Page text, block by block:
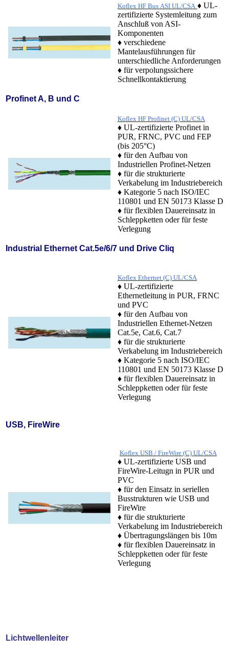
Koflex HF Bus ASI UL/CSA ♦ UL-
zertifizierte Systemleitung zum
Anschluß von ASI-
Komponenten
♦ verschiedene
Mantelausführungen für
unterschiedliche Anforderungen
♦ für verpolungssichere
Schnellkontaktierung
Profinet A, B und C
Koflex HF Profinet (C) UL/CSA
♦ UL-zertifizierte Profinet in
PUR, FRNC, PVC und FEP
(bis 205°C)
♦ für den Aufbau von
Industriellen Profinet-Netzen
♦ für die strukturierte
Verkabelung im Industriebereich
♦ Kategorie 5 nach ISO/IEC
110801 und EN 50173 Klasse D
♦ für flexiblen Dauereinsatz in
Schleppketten oder für feste
Verlegung
Industrial Ethernet Cat.5e/6/7 und Drive Cliq
Koflex Ethernet (C) UL/CSA
♦ UL-zertifizierte
Ethernetleitung in PUR, FRNC
und PVC
♦ für den Aufbau von
Industriellen Ethernet-Netzen
Cat.5e, Cat.6, Cat.7
♦ für die strukturierte
Verkabelung im Industriebereich
♦ Kategorie 5 nach ISO/IEC
110801 und EN 50173 Klasse D
♦ für flexiblen Dauereinsatz in
Schleppketten oder für feste
Verlegung
USB, FireWire
Koflex USB / FireWire (C) UL/CSA
♦ UL-zertifizierte USB und
FireWire-Leitugn in PUR und
PVC
♦ für den Einsatz in seriellen
Busstrukturen wie USB und
FireWire
♦ für die strukturierte
Verkabelung im Industriebereich
♦ Übertragungslängen bis 10m
♦ für flexiblen Dauereinsatz in
Schleppketten oder für feste
Verlegung
Lichtwellenleiter